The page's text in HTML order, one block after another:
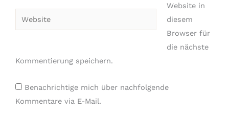
Website
Website in
diesem
Browser für
die nächste
Kommentierung speichern.
Benachrichtige mich über nachfolgende
Kommentare via E-Mail.